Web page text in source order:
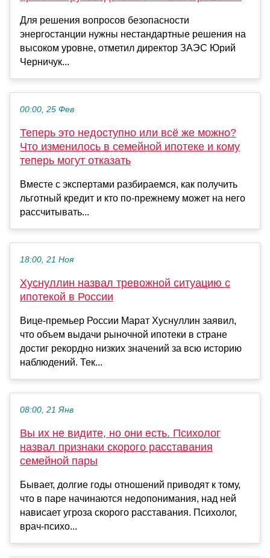
Для решения вопросов безопасности
энергостанции нужны нестандартные решения на
высоком уровне, отметил директор ЗАЭС Юрий
Черничук...
00:00, 25 Фев
Теперь это недоступно или всё же можно?
Что изменилось в семейной ипотеке и кому
теперь могут отказать
Вместе с экспертами разбираемся, как получить
льготный кредит и кто по-прежнему может на него
рассчитывать...
18:00, 21 Ноя
Хуснуллин назвал тревожной ситуацию с
ипотекой в России
Вице-премьер России Марат Хуснуллин заявил,
что объем выдачи рыночной ипотеки в стране
достиг рекордно низких значений за всю историю
наблюдений. Тек...
08:00, 21 Янв
Вы их не видите, но они есть. Психолог
назвал признаки скорого расставания
семейной пары
Бывает, долгие годы отношений приводят к тому,
что в паре начинаются недопонимания, над ней
нависает угроза скорого расставания. Психолог,
врач-психо...